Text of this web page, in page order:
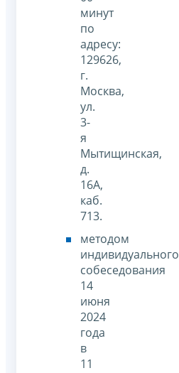
минут
по
адресу:
129626,
г.
Москва,
ул.
3-
я
Мытищинская,
д.
16А,
каб.
713.
методом
индивидуального
собеседования
14
июня
2024
года
в
11